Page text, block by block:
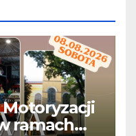
Motoryzacji
ramach